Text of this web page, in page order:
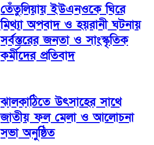
তেঁতুলিয়ায় ইউএনওকে ঘিরে
মিথ্যা অপবাদ ও হয়রানী ঘটনায়
সর্বস্তরের জনতা ও সাংস্কৃতিক
কর্মীদের প্রতিবাদ
ঝালকাঠিতে উৎসাহের সাথে
জাতীয় ফল মেলা ও আলোচনা
সভা অনুষ্ঠিত